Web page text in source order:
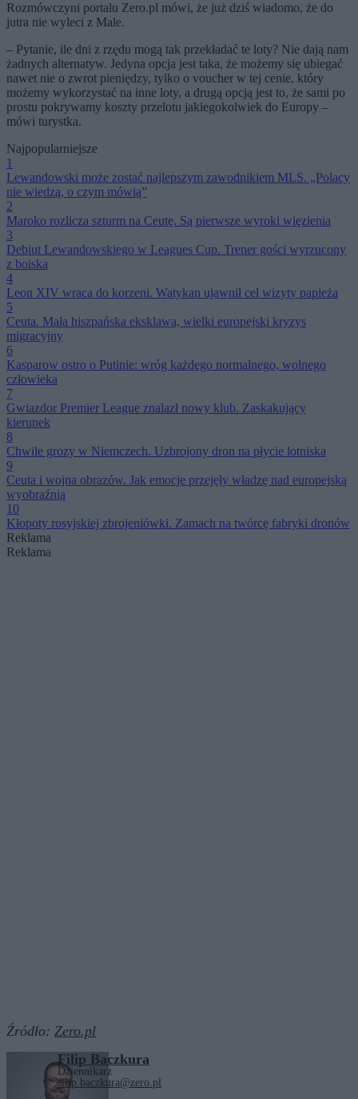
Rozmówczyni portalu Zero.pl mówi, że już dziś wiadomo, że do
jutra nie wyleci z Male.
– Pytanie, ile dni z rzędu mogą tak przekładać te loty? Nie dają nam
żadnych alternatyw. Jedyna opcja jest taka, że możemy się ubiegać
nawet nie o zwrot pieniędzy, tylko o voucher w tej cenie, który
możemy wykorzystać na inne loty, a drugą opcją jest to, że sami po
prostu pokrywamy koszty przelotu jakiegokolwiek do Europy –
mówi turystka.
Najpopularniejsze
1
Lewandowski może zostać najlepszym zawodnikiem MLS. „Polacy
nie wiedzą, o czym mówią”
2
Maroko rozlicza szturm na Ceutę. Są pierwsze wyroki więzienia
3
Debiut Lewandowskiego w Leagues Cup. Trener gości wyrzucony
z boiska
4
Leon XIV wraca do korzeni. Watykan ujawnił cel wizyty papieża
5
Ceuta. Mała hiszpańska eksklawa, wielki europejski kryzys
migracyjny
6
Kasparow ostro o Putinie: wróg każdego normalnego, wolnego
człowieka
7
Gwiazdor Premier League znalazł nowy klub. Zaskakujący
kierunek
8
Chwile grozy w Niemczech. Uzbrojony dron na płycie lotniska
9
Ceuta i wojna obrazów. Jak emocje przejęły władzę nad europejską
wyobraźnią
10
Kłopoty rosyjskiej zbrojeniówki. Zamach na twórcę fabryki dronów
Reklama
Reklama
Źródło: Zero.pl
Filip Baczkura
Dziennikarz
filip.baczkura@zero.pl